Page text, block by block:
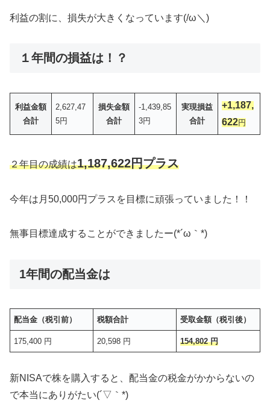
利益の割に、損失が大きくなっています(/ω＼)
１年間の損益は！？
利益金額
合計
2,627,47
5円
損失金額
合計
-1,439,85
3円
実現損益
合計
+1,187,
622円
２年目の成績は1,187,622円プラス
今年は月50,000円プラスを目標に頑張っていました！！
無事目標達成することができましたー(*´ω｀*)
1年間の配当金は
配当金（税引前） 税額合計 受取金額（税引後）
175,400 円 20,598 円 154,802 円
新NISAで株を購入すると、配当金の税金がかからないの
で本当にありがたい(´▽｀*)